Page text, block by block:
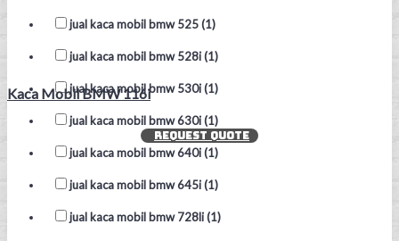
jual kaca mobil bmw 525 (1)
jual kaca mobil bmw 528i (1)
jual kaca mobil bmw 530i (1)
jual kaca mobil bmw 630i (1)
jual kaca mobil bmw 640i (1)
jual kaca mobil bmw 645i (1)
jual kaca mobil bmw 728li (1)
Kaca Mobil BMW 116i
REQUEST QUOTE